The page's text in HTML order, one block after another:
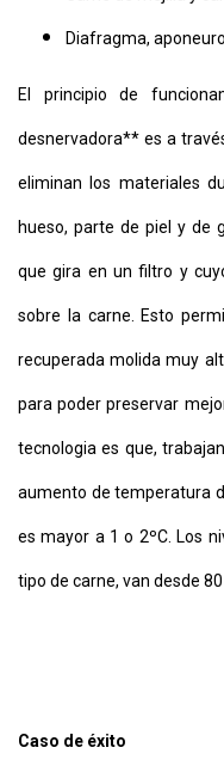
Diafragma,
El principio de
desnervadora** es a
eliminan los materiales
hueso, parte de piel y de
que gira en un filtro y
sobre la carne. Esto
recuperada molida muy
para poder preservar
tecnologia es que,
aumento de temperatura
es mayor a 1 o 2ºC. Los
tipo de carne, van desde 80
Caso de éxito